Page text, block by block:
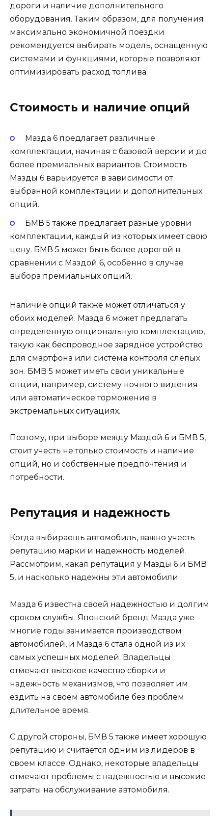
дороги и наличие дополнительного
оборудования. Таким образом, для получения
максимально экономичной поездки
рекомендуется выбирать модель, оснащенную
системами и функциями, которые позволяют
оптимизировать расход топлива.
Стоимость и наличие опций
Мазда 6 предлагает различные
комплектации, начиная с базовой версии и до
более премиальных вариантов. Стоимость
Мазды 6 варьируется в зависимости от
выбранной комплектации и дополнительных
опций.
БМВ 5 также предлагает разные уровни
комплектации, каждый из которых имеет свою
цену. БМВ 5 может быть более дорогой в
сравнении с Маздой 6, особенно в случае
выбора премиальных опций.
Наличие опций также может отличаться у
обоих моделей. Мазда 6 может предлагать
определенную опциональную комплектацию,
такую как беспроводное зарядное устройство
для смартфона или система контроля слепых
зон. БМВ 5 может иметь свои уникальные
опции, например, систему ночного видения
или автоматическое торможение в
экстремальных ситуациях.
Поэтому, при выборе между Маздой 6 и БМВ 5,
стоит учесть не только стоимость и наличие
опций, но и собственные предпочтения и
потребности.
Репутация и надежность
Когда выбираешь автомобиль, важно учесть
репутацию марки и надежность моделей.
Рассмотрим, какая репутация у Мазды 6 и БМВ
5, и насколько надежны эти автомобили.
Мазда 6 известна своей надежностью и долгим
сроком службы. Японский бренд Мазда уже
многие годы занимается производством
автомобилей, и Мазда 6 стала одной из их
самых успешных моделей. Владельцы
отмечают высокое качество сборки и
надежность механизмов, что позволяет им
ездить на своем автомобиле без проблем
длительное время.
С другой стороны, БМВ 5 также имеет хорошую
репутацию и считается одним из лидеров в
своем классе. Однако, некоторые владельцы
отмечают проблемы с надежностью и высокие
затраты на обслуживание автомобиля.